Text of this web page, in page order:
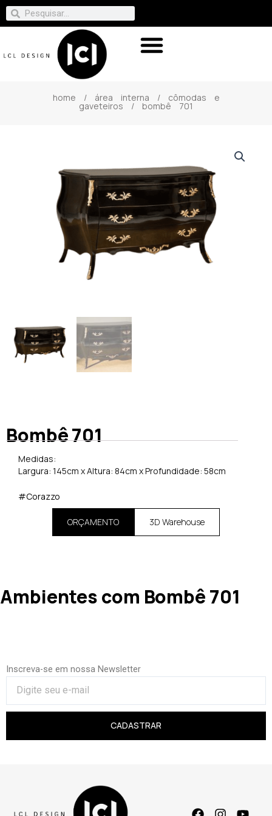
home / área interna / cômodas e
gaveteiros / bombê 701
Bombê 701
Medidas:
Largura: 145cm x Altura: 84cm x Profundidade: 58cm
#Corazzo
ORÇAMENTO 3D Warehouse
Ambientes com Bombê 701
Inscreva-se em nossa Newsletter
CADASTRAR